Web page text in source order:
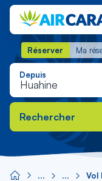
Réserver Ma
Réserver Ma
Depuis
Rechercher
Vol